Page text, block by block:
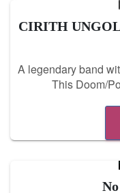
CIRITH
A legendary band
This Doom/